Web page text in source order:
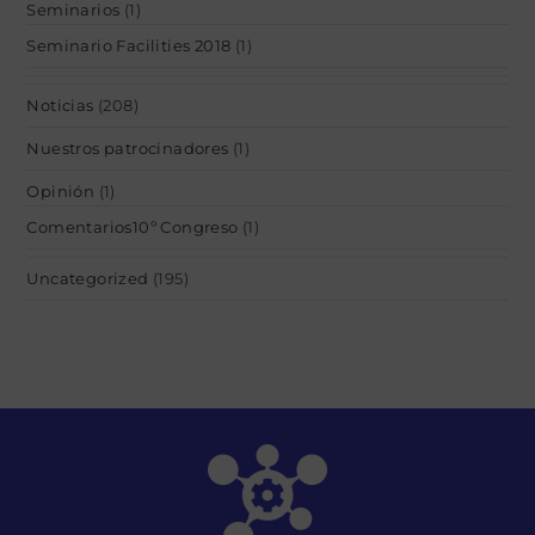
Seminarios (1)
Seminario Facilities 2018 (1)
Noticias (208)
Nuestros patrocinadores (1)
Opinión (1)
Comentarios10º Congreso (1)
Uncategorized (195)